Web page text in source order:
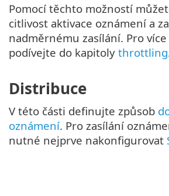
Pomocí těchto možností
citlivost aktivace oznámení a
nadměrnému zasílání. Pro
podívejte do kapitoly throttling
Distribuce
V této části definujte způsob
oznámení. Pro zasílání
nutné nejprve nakonfigurovat